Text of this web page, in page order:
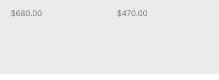
$680.00
$470.00